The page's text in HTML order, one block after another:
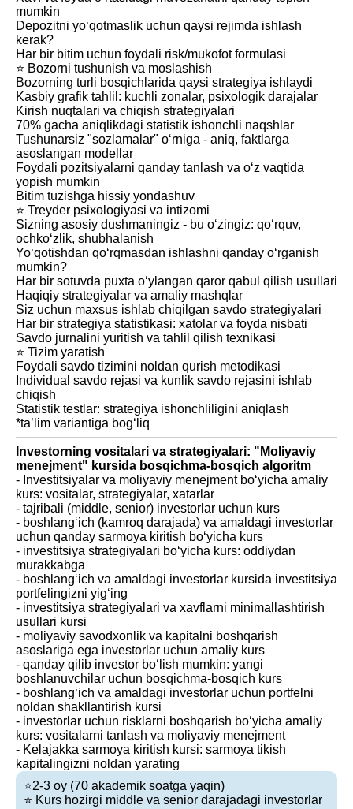
mumkin
Depozitni yo‘qotmaslik uchun qaysi rejimda ishlash
kerak?
Har bir bitim uchun foydali risk/mukofot formulasi
⭐️ Bozorni tushunish va moslashish
Bozorning turli bosqichlarida qaysi strategiya ishlaydi
Kasbiy grafik tahlil: kuchli zonalar, psixologik darajalar
Kirish nuqtalari va chiqish strategiyalari
70% gacha aniqlikdagi statistik ishonchli naqshlar
Tushunarsiz "sozlamalar" o‘rniga - aniq, faktlarga
asoslangan modellar
Foydali pozitsiyalarni qanday tanlash va o‘z vaqtida
yopish mumkin
Bitim tuzishga hissiy yondashuv
⭐️ Treyder psixologiyasi va intizomi
Sizning asosiy dushmaningiz - bu o‘zingiz: qo‘rquv,
ochko‘zlik, shubhalanish
Yo‘qotishdan qo‘rqmasdan ishlashni qanday o‘rganish
mumkin?
Har bir sotuvda puxta o‘ylangan qaror qabul qilish usullari
Haqiqiy strategiyalar va amaliy mashqlar
Siz uchun maxsus ishlab chiqilgan savdo strategiyalari
Har bir strategiya statistikasi: xatolar va foyda nisbati
Savdo jurnalini yuritish va tahlil qilish texnikasi
⭐️ Tizim yaratish
Foydali savdo tizimini noldan qurish metodikasi
Individual savdo rejasi va kunlik savdo rejasini ishlab
chiqish
Statistik testlar: strategiya ishonchliligini aniqlash
*ta’lim variantiga bog‘liq
Investorning vositalari va strategiyalari: "Moliyaviy
menejment" kursida bosqichma-bosqich algoritm
- Investitsiyalar va moliyaviy menejment bo‘yicha amaliy
kurs: vositalar, strategiyalar, xatarlar
- tajribali (middle, senior) investorlar uchun kurs
- boshlang‘ich (kamroq darajada) va amaldagi investorlar
uchun qanday sarmoya kiritish bo‘yicha kurs
- investitsiya strategiyalari bo‘yicha kurs: oddiydan
murakkabga
- boshlang‘ich va amaldagi investorlar kursida investitsiya
portfelingizni yig‘ing
- investitsiya strategiyalari va xavflarni minimallashtirish
usullari kursi
- moliyaviy savodxonlik va kapitalni boshqarish
asoslariga ega investorlar uchun amaliy kurs
- qanday qilib investor bo‘lish mumkin: yangi
boshlanuvchilar uchun bosqichma-bosqich kurs
- boshlang‘ich va amaldagi investorlar uchun portfelni
noldan shakllantirish kursi
- investorlar uchun risklarni boshqarish bo‘yicha amaliy
kurs: vositalarni tanlash va moliyaviy menejment
- Kelajakka sarmoya kiritish kursi: sarmoya tikish
kapitalingizni noldan yarating
⭐️2-3 oy (70 akademik soatga yaqin)
⭐️ Kurs hozirgi middle va senior darajadagi investorlar